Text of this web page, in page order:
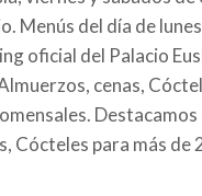
Menús del día de
oficial del Palacio
cenas,
Cócteles para más